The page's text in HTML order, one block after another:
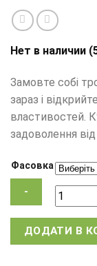
Нет в наличии
Замовте собі
зараз і
властивостей.
задоволення
Фасовка
ЧайДОДАТИ В